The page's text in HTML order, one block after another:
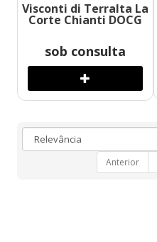
Visconti di Terralta La
Corte Chianti DOCG
sob consulta
Anterior